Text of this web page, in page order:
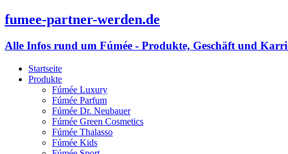
fumee-partner-werden.de
Alle Infos rund um Fúmée - Produkte, Geschäft und
Startseite
Produkte
Fúmée Luxury
Fúmée Parfum
Fúmée Dr. Neubauer
Fúmée Green Cosmetics
Fúmée Thalasso
Fúmée Kids